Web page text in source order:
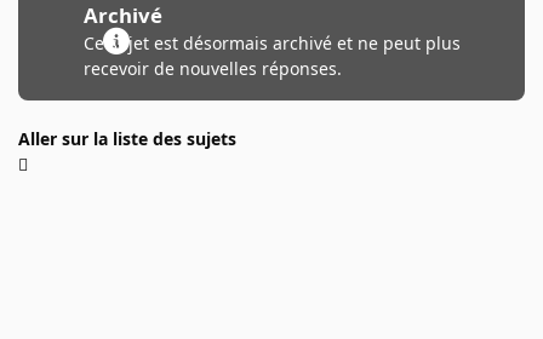
Archivé
Ce sujet est désormais archivé et ne peut plus
recevoir de nouvelles réponses.
Aller sur la liste des sujets